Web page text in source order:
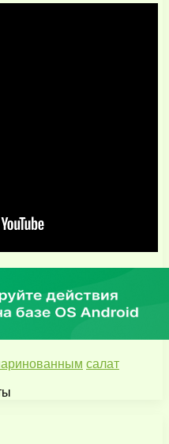
салат